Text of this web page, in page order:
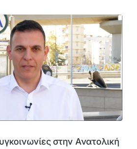
στην Ανατολική